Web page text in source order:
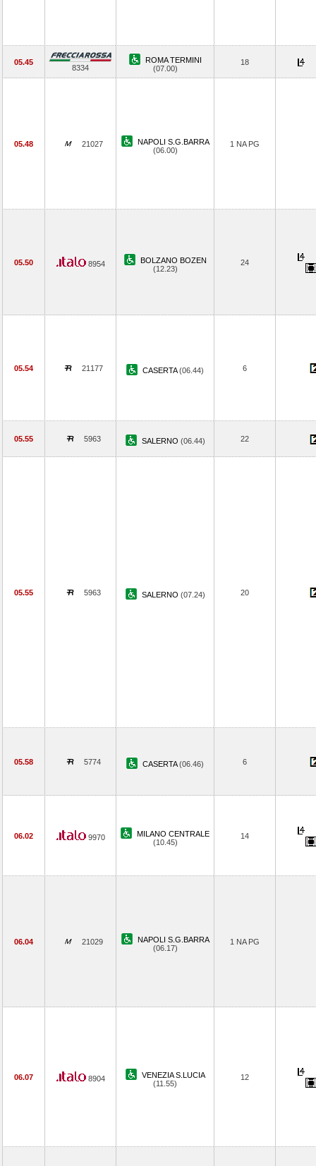
05.45
8334
ROMA TERMINI
(07.00)
18
05.48 21027
NAPOLI S.G.BARRA
(06.00)
1 NA PG
05.50 8954
BOLZANO BOZEN
(12.23)
24
05.54 21177 CASERTA(06.44) 6
05.55 5963 SALERNO (06.44) 22
05.55 5963 SALERNO (07.24) 20
05.58 5774 CASERTA(06.46) 6
06.02 9970
MILANO CENTRALE
(10.45)
14
06.04 21029
NAPOLI S.G.BARRA
(06.17)
1 NA PG
06.07 8904
VENEZIA S.LUCIA
(11.55)
12